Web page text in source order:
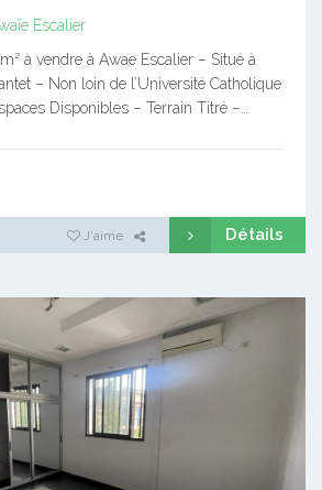
Escalier
à vendre à Awae Escalier – Situé à
– Non loin de l’Université Catholique
Disponibles – Terrain Titré –…
J'aime Détails